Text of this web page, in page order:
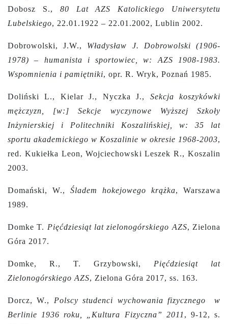
Dobosz S., 80 Lat AZS Katolickiego Uniwersytetu
Lubelskiego, 22.01.1922 – 22.01.2002, Lublin 2002.
Dobrowolski, J.W., Władysław J. Dobrowolski (1906-
1978) – humanista i sportowiec, w: AZS 1908-1983.
Wspomnienia i pamiętniki, opr. R. Wryk, Poznań 1985.
Doliński L., Kielar J., Nyczka J., Sekcja koszykówki
mężczyzn, [w:] Sekcje wyczynowe Wyższej Szkoły
Inżynierskiej i Politechniki Koszalińskiej, w:
35 lat
sportu akademickiego w Koszalinie w okresie 1968-2003,
red. Kukiełka Leon, Wojciechowski Leszek R., Koszalin
2003.
Domański, W., Śladem hokejowego krążka, Warszawa
1989.
Domke T. Pięćdziesiąt lat zielonogórskiego AZS, Zielona
Góra 2017.
Domke, R., T. Grzybowski, Pięćdziesiąt lat
Zielonogórskiego AZS, Zielona Góra 2017, ss. 163.
Dorcz, W., Polscy studenci wychowania fizycznego w
Berlinie 1936 roku, „Kultura Fizyczna” 2011 , 9-12, s.